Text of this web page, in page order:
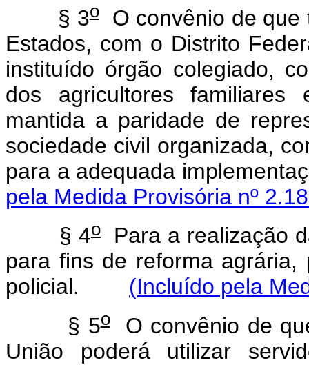
§ 3oO convênio de que
Estados, com o Distrito
instituído órgão colegiado,
dos agricultores
mantida a paridade de
sociedade civil organizada,
para a adequada
pela Medida Provisória nº
§ 4oPara a realização
para fins de reforma
policial. (Incluído pela
§ 5oO convênio de
União poderá utilizar